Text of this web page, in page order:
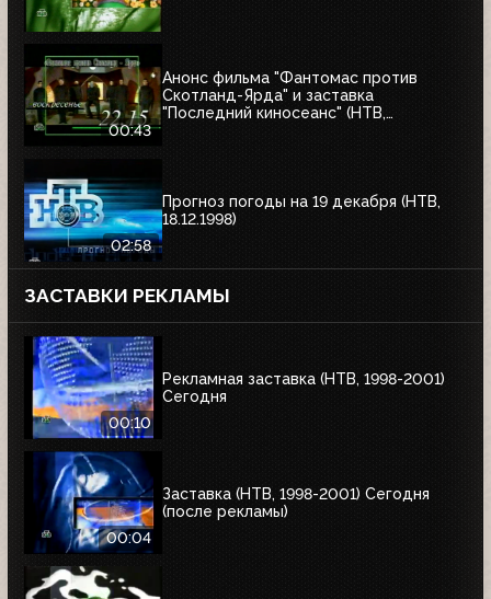
00:43
Анонс фильма "Фантомас против
Скотланд-Ярда" и заставка
"Последний киносеанс" (НТВ,
02:58
Прогноз погоды на 19 декабря (НТВ,
18.12.1998)
ЗАСТАВКИ РЕКЛАМЫ
00:10
Рекламная заставка (НТВ, 1998-2001)
Сегодня
00:04
Заставка (НТВ, 1998-2001) Сегодня
(после рекламы)